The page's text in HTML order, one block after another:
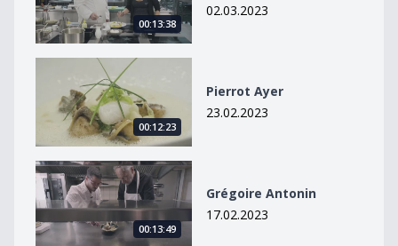
00:13:38
02.03.2023
Pierrot Ayer
00:12:23
Pierrot Ayer
23.02.2023
Grégoire Antonin
00:13:49
Grégoire Antonin
17.02.2023